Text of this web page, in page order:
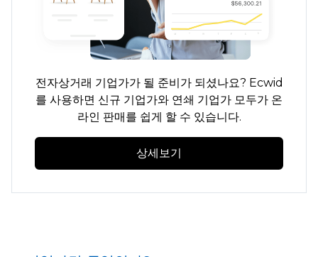
전자상거래 기업가가 될 준비가 되셨나요? Ecwid
를 사용하면 신규 기업가와 연쇄 기업가 모두가 온
라인 판매를 쉽게 할 수 있습니다.
상세보기